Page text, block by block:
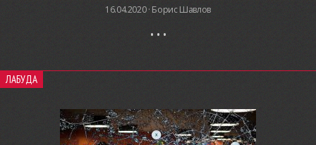
16.04.2020 · Борис Шавлов
ЛАБУДА